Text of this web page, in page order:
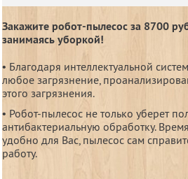
Закажите робот-пылесос за 8700
занимаясь уборкой!
• Благодаря интеллектуальной
любое загрязнение,
этого загрязнения.
• Робот-пылесос не только уберет
антибактериальную обработку.
удобно для Вас, пылесос сам
работу.